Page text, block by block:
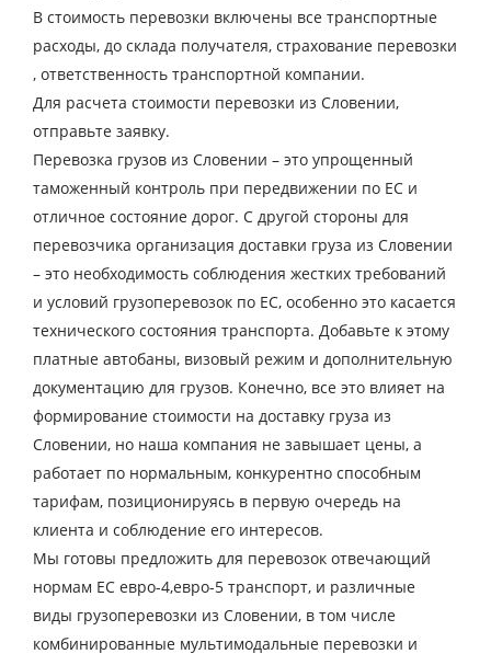
В стоимость перевозки включены все транспортные
расходы, до склада получателя, страхование перевозки
, ответственность транспортной компании.
Для расчета стоимости перевозки из Словении,
отправьте заявку.
Перевозка грузов из Словении – это упрощенный
таможенный контроль при передвижении по ЕС и
отличное состояние дорог. С другой стороны для
перевозчика организация доставки груза из Словении
– это необходимость соблюдения жестких требований
и условий грузоперевозок по ЕС, особенно это касается
технического состояния транспорта. Добавьте к этому
платные автобаны, визовый режим и дополнительную
документацию для грузов. Конечно, все это влияет на
формирование стоимости на доставку груза из
Словении, но наша компания не завышает цены, а
работает по нормальным, конкурентно способным
тарифам, позиционируясь в первую очередь на
клиента и соблюдение его интересов.
Мы готовы предложить для перевозок отвечающий
нормам ЕС евро-4,евро-5 транспорт, и различные
виды грузоперевозки из Словении, в том числе
комбинированные мультимодальные перевозки и
Страна загрузки
Город загрузки
Страна выгрузки
Город выгрузки
Наименование груза
Дата загрузки
Тип транспорта
Вес груза, ( т )
Объем груза
Контактное лицо
Контактный телефон
E-mail